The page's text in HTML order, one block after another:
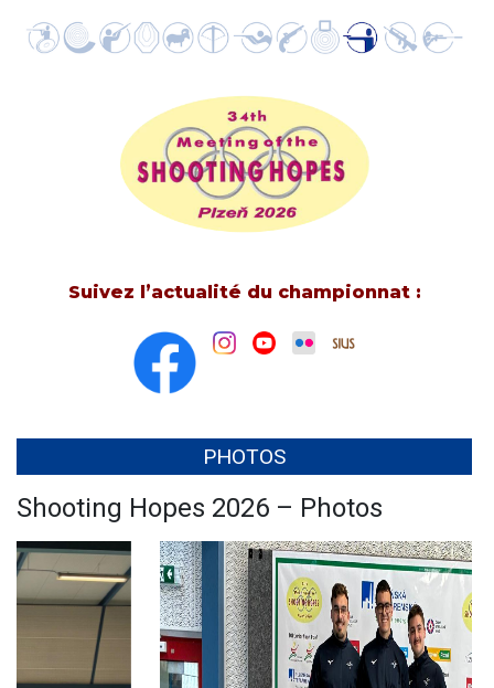
Suivez l’actualité du championnat :
PHOTOS
Shooting Hopes 2026 – Photos